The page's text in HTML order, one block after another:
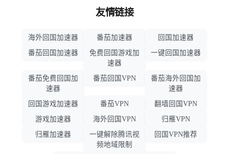
友情链接
海外回国加速器 番茄加速器
回国加速器
番茄回国加速器
免费回国游戏加
速器
一键回国加速器
番茄免费回国加
速器
番茄回国VPN
番茄海外回国加
速器
回国游戏加速器
番茄VPN
翻墙回国VPN
游戏加速器
海外回国VPN
归雁VPN
归雁加速器
一键解除腾讯视
频地域限制
回国VPN推荐